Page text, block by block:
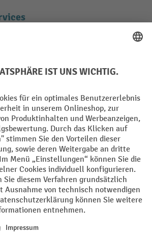
Datenschutz
Grounding Page Privacy Settings
Mehrwertsteuer zzgl.Versandkostenund ggf.
nicht anders angegeben.
der Vorrat reicht. Der Rabatt gilt nicht auf
möglich. | ² Der Rabatt wird einmalig bei